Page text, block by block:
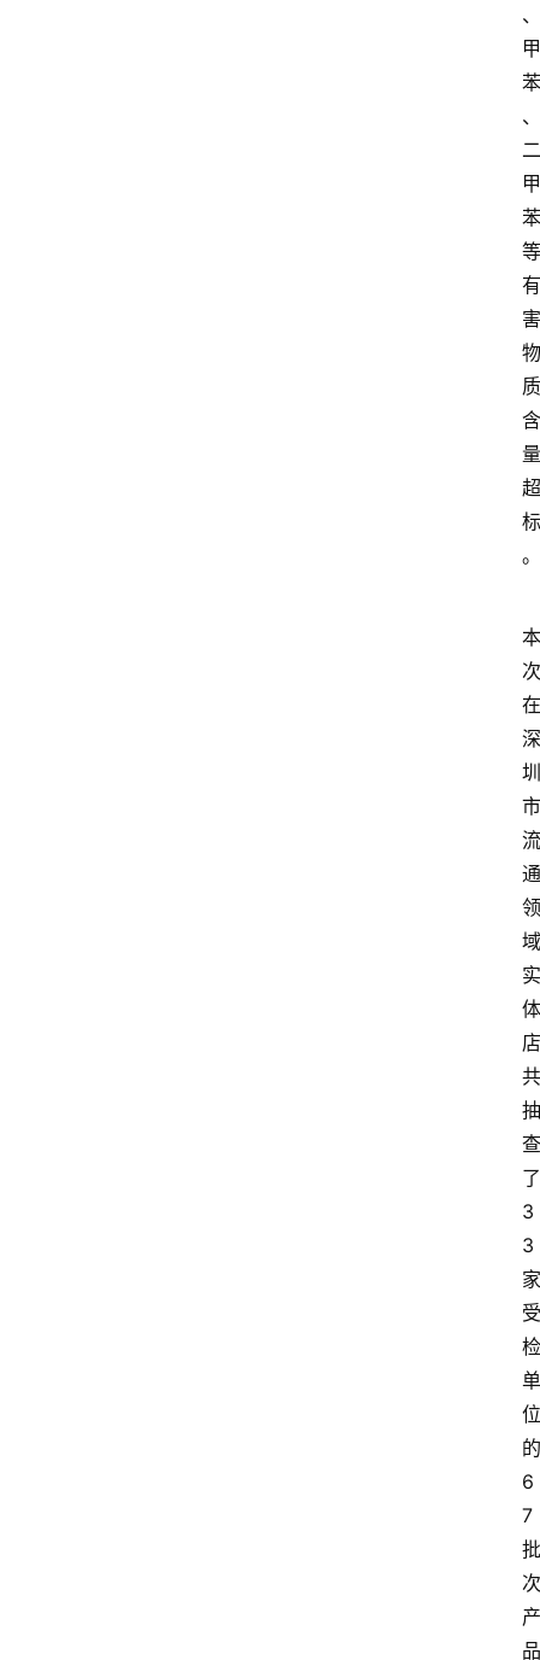
、
甲
苯
、
二
甲
苯
等
有
害
物
质
含
量
超
标
。
本
次
在
深
圳
市
流
通
领
域
实
体
店
共
抽
查
了
3
3
家
受
检
单
位
的
6
7
批
次
产
品